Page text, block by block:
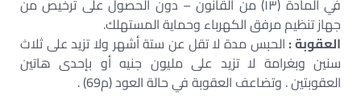
في المادة (۱۳) من القانون – دون الحصول على ترخيص من
جهاز تنظيم مرفق الكهرباء وحماية المستهلك.
العقوبة:الحبس مدة لا تقل عن ستة أشهر ولا تزيد على ثلاث
سنين وبغرامة لا تزيد على مليون جنيه أو بإحدى هاتين
العقوبتين . وتضاعف العقوبة في حالة العود (م69) .